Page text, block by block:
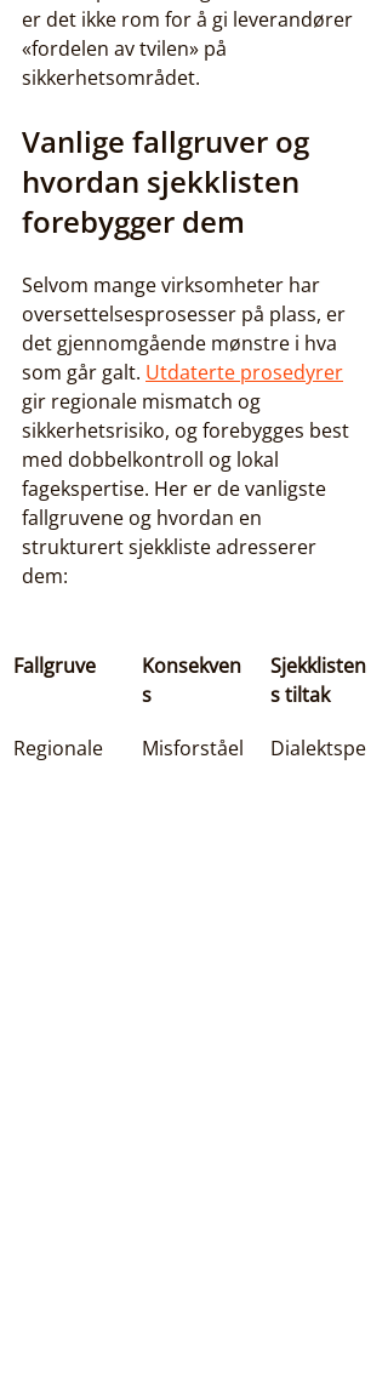
er det ikke rom for å gi leverandører
«fordelen av tvilen» på
sikkerhetsområdet.
Vanlige fallgruver og
hvordan sjekklisten
forebygger dem
Selvom mange virksomheter har
oversettelsesprosesser på plass, er
det gjennomgående mønstre i hva
som går galt. Utdaterte prosedyrer
gir regionale mismatch og
sikkerhetsrisiko, og forebygges best
med dobbelkontroll og lokal
fagekspertise. Her er de vanligste
fallgruvene og hvordan en
strukturert sjekkliste adresserer
dem:
Fallgruve
Konsekven
s
Sjekklisten
s tiltak
Regionale
Misforståel
Dialektspe